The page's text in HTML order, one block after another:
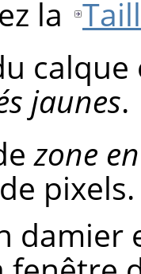
la
jaunes.
zone
pixels.